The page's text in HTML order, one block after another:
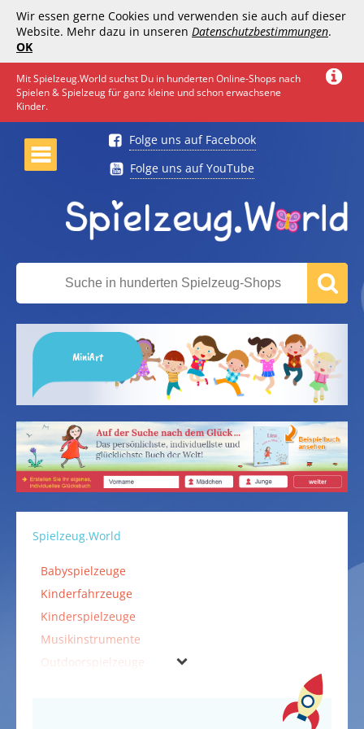
Wir essen gerne Cookies und verwenden sie auch auf dieser
Website. Mehr dazu in unseren Datenschutzbestimmungen.
OK
Mit Spielzeug.World suchst Du in hunderten Online-Shops nach
Spielen & Spielzeug für ganz kleine und schon erwachsene
Kinder.
Folge uns auf Facebook
Folge uns auf YouTube
MiniArt
Spielzeug.World
Babyspielzeuge
Kinderfahrzeuge
Kinderspielzeuge
Musikinstrumente
Outdoorspielzeuge